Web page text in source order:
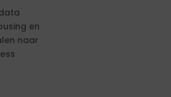
en
naar